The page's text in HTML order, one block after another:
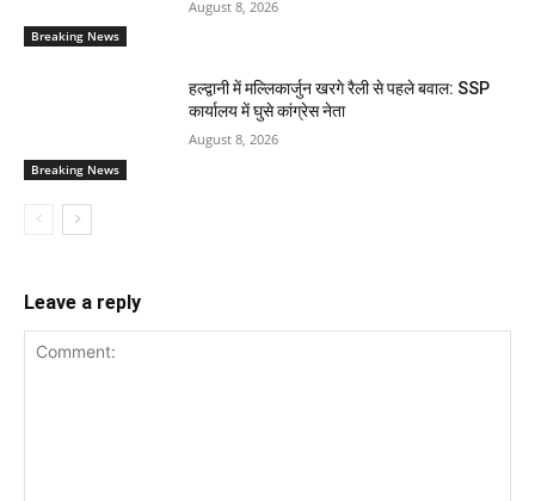
Breaking News
August 8, 2026
Breaking News
हल्द्वानी में मल्लिकार्जुन खरगे रैली से पहले बवाल: SSP
कार्यालय में घुसे कांग्रेस नेता
August 8, 2026
Leave a reply